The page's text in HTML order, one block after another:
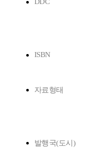
DDC
ISBN
자료형태
발행국(도시)